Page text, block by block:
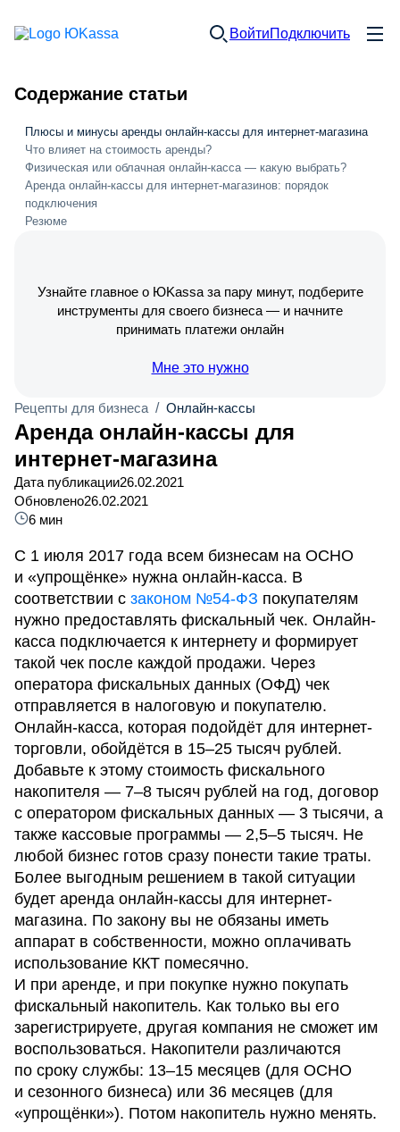
ВойтиПодключить
Содержание статьи
Плюсы и минусы аренды онлайн-кассы для интернет-магазина
Что влияет на стоимость аренды?
Физическая или облачная онлайн-касса — какую выбрать?
Аренда онлайн-кассы для интернет-магазинов: порядок
подключения
Резюме
Узнайте главное о ЮKassa за пару минут, подберите
инструменты для своего бизнеса — и начните
принимать платежи онлайн
Мне это нужно
Рецепты для бизнеса / Онлайн-кассы
Аренда онлайн-кассы для
интернет-магазина
Дата публикации26.02.2021
Обновлено26.02.2021
6 мин
C 1 июля 2017 года всем бизнесам на ОСНО
и «упрощёнке» нужна онлайн-касса. В
соответствии с законом №54-ФЗ покупателям
нужно предоставлять фискальный чек. Онлайн-
касса подключается к интернету и формирует
такой чек после каждой продажи. Через
оператора фискальных данных (ОФД) чек
отправляется в налоговую и покупателю.
Онлайн-касса, которая подойдёт для интернет-
торговли, обойдётся в 15–25 тысяч рублей.
Добавьте к этому стоимость фискального
накопителя — 7–8 тысяч рублей на год, договор
с оператором фискальных данных — 3 тысячи, а
также кассовые программы — 2,5–5 тысяч. Не
любой бизнес готов сразу понести такие траты.
Более выгодным решением в такой ситуации
будет аренда онлайн-кассы для интернет-
магазина. По закону вы не обязаны иметь
аппарат в собственности, можно оплачивать
использование ККТ помесячно.
И при аренде, и при покупке нужно покупать
фискальный накопитель. Как только вы его
зарегистрируете, другая компания не сможет им
воспользоваться. Накопители различаются
по сроку службы: 13–15 месяцев (для ОСНО
и сезонного бизнеса) или 36 месяцев (для
«упрощёнки»). Потом накопитель нужно менять.